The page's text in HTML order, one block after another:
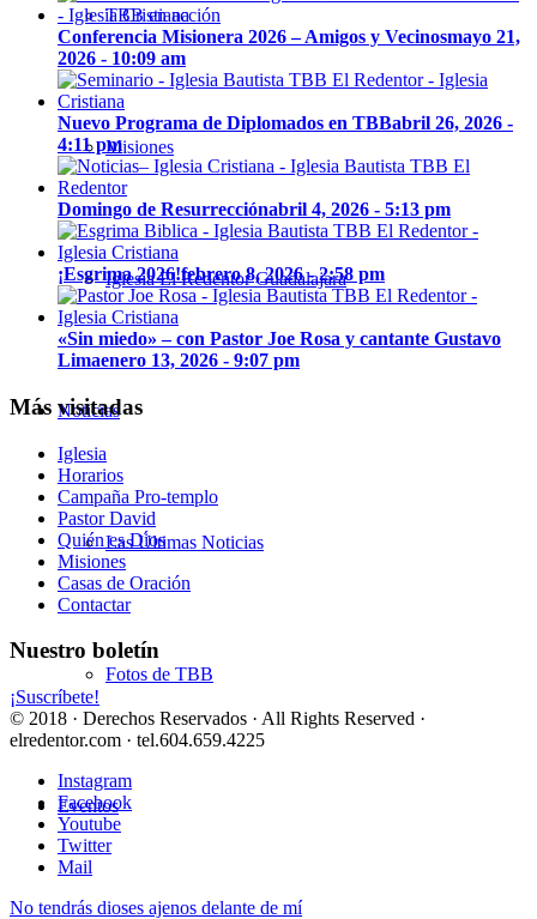
TBB en acción
Misiones
Iglesia El Redentor Guadalajara
Noticias
Las Últimas Noticias
Fotos de TBB
Eventos
Conferencia Misionera 2026 – Amigos y Vecinosmayo 21,
2026 - 10:09 am
Nuevo Programa de Diplomados en TBBabril 26, 2026 -
4:11 pm
Domingo de Resurrecciónabril 4, 2026 - 5:13 pm
¡Esgrima 2026!febrero 8, 2026 - 2:58 pm
«Sin miedo» – con Pastor Joe Rosa y cantante Gustavo
Limaenero 13, 2026 - 9:07 pm
Más visitadas
Iglesia
Horarios
Campaña Pro-templo
Pastor David
Quién es Dios
Misiones
Casas de Oración
Contactar
Nuestro boletín
¡Suscríbete!
© 2018 · Derechos Reservados · All Rights Reserved ·
elredentor.com · tel.604.659.4225
Instagram
Facebook
Youtube
Twitter
Mail
No tendrás dioses ajenos delante de mí